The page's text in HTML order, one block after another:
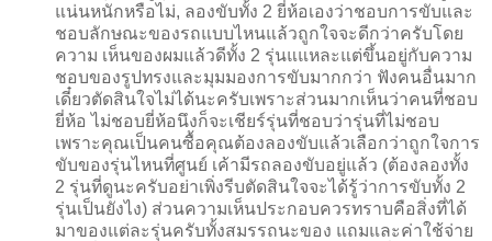
แน่นหนักหรือไม่, ลองขับทั้ง 2 ยี่ห้อเองว่าชอบการขับและ
ชอบลักษณะของรถแบบไหนแล้วถูกใจจะดีกว่าครับโดย
ความ เห็นของผมแล้วดีทั้ง 2 รุ่นแแหละแต่ขึ้นอยู่กับความ
ชอบของรูปทรงและมุมมองการขับมากกว่า ฟังคนอื่นมาก
เดี๋ยวตัดสินใจไม่ได้นะครับเพราะส่วนมากเห็นว่าคนที่ชอบ
ยี่ห้อ ไม่ชอบยี่ห้อนึงก็จะเชียร์รุ่นที่ชอบว่ารุ่นที่ไม่ชอบ
เพราะคุณเป็นคนซื้อคุณต้องลองขับแล้วเลือกว่าถูกใจการ
ขับของรุ่นไหนที่ศูนย์ เค้ามีรถลองขับอยู่แล้ว (ต้องลองทั้ง
2 รุ่นที่ดูนะครับอย่าเพิ่งรีบตัดสินใจจะได้รู้ว่าการขับทั้ง 2
รุ่นเป็นยังไง) ส่วนความเห็นประกอบควรทราบคือสิ่งที่ได้
มาของแต่ละรุ่นครับทั้งสมรรถนะของ แถมและค่าใช้จ่าย